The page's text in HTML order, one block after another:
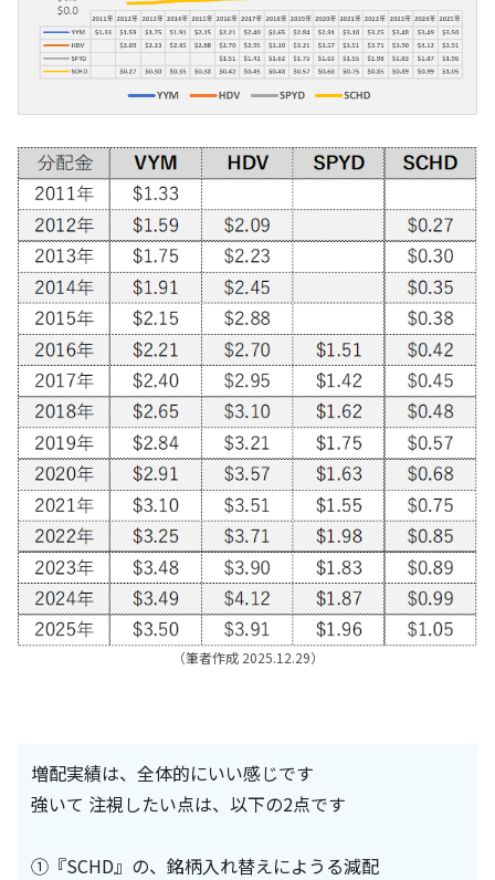
（筆者作成 2025.12.29）
増配実績は、全体的にいい感じです
強いて 注視したい点は、以下の2点です
①『SCHD』の、銘柄入れ替えにようる減配